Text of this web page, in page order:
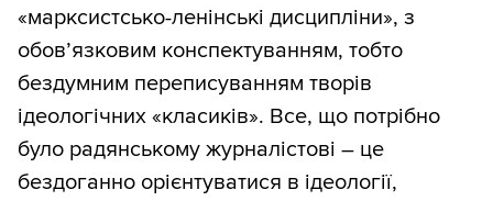
«марксистсько-ленінські дисципліни», з
обов’язковим конспектуванням, тобто
бездумним переписуванням творів
ідеологічних «класиків». Все, що потрібно
було радянському журналістові – це
бездоганно орієнтуватися в ідеології,